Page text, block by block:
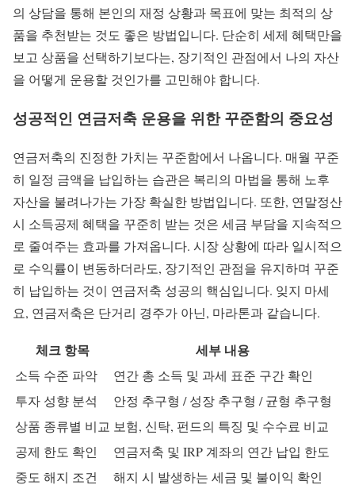
의 상담을 통해 본인의 재정 상황과 목표에 맞는 최적의 상
품을 추천받는 것도 좋은 방법입니다. 단순히 세제 혜택만을
보고 상품을 선택하기보다는, 장기적인 관점에서 나의 자산
을 어떻게 운용할 것인가를 고민해야 합니다.
성공적인 연금저축 운용을 위한 꾸준함의 중요성
연금저축의 진정한 가치는 꾸준함에서 나옵니다. 매월 꾸준
히 일정 금액을 납입하는 습관은 복리의 마법을 통해 노후
자산을 불려나가는 가장 확실한 방법입니다. 또한, 연말정산
시 소득공제 혜택을 꾸준히 받는 것은 세금 부담을 지속적으
로 줄여주는 효과를 가져옵니다. 시장 상황에 따라 일시적으
로 수익률이 변동하더라도, 장기적인 관점을 유지하며 꾸준
히 납입하는 것이 연금저축 성공의 핵심입니다. 잊지 마세
요, 연금저축은 단거리 경주가 아닌, 마라톤과 같습니다.
체크 항목 세부 내용
소득 수준 파악
연간 총 소득 및 과세 표준 구간 확인
투자 성향 분석
안정 추구형 / 성장 추구형 / 균형 추구형
상품 종류별 비교 보험, 신탁, 펀드의 특징 및 수수료 비교
공제 한도 확인
연금저축 및 IRP 계좌의 연간 납입 한도
중도 해지 조건
해지 시 발생하는 세금 및 불이익 확인